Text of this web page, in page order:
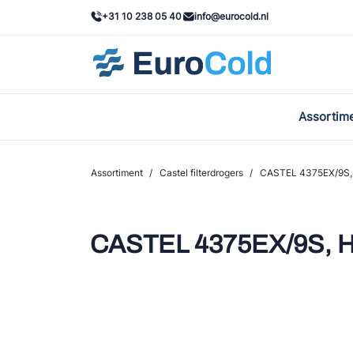
+31 10 238 05 40 info@eurocold.nl
AWA
Assortiment / Castel filterdrogers / CASTEL 4375EX/
CASTEL 4375EX/9S,